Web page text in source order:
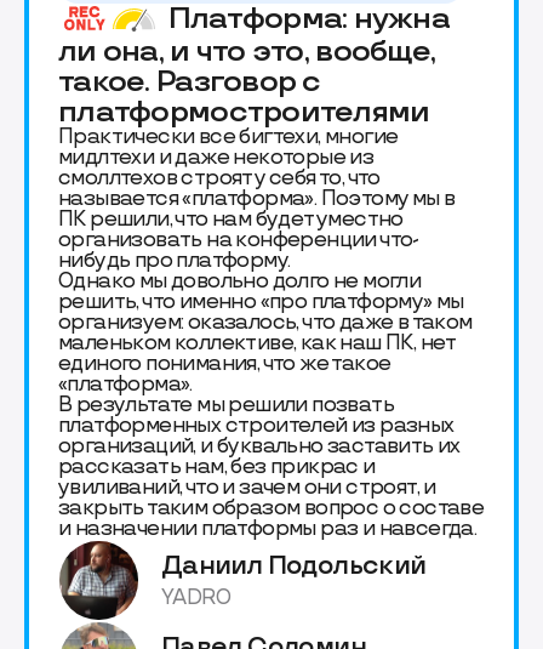
Платформа: нужна
ли она, и что это, вообще,
такое. Разговор с
платформостроителями
Практически все бигтехи, многие
мидлтехи и даже некоторые из
смоллтехов строят у себя то, что
называется «платформа». Поэтому мы в
ПК решили, что нам будет уместно
организовать на конференции что-
нибудь про платформу.
Однако мы довольно долго не могли
решить, что именно «про платформу» мы
организуем: оказалось, что даже в таком
маленьком коллективе, как наш ПК, нет
единого понимания, что же такое
«платформа».
В результате мы решили позвать
платформенных строителей из разных
организаций, и буквально заставить их
рассказать нам, без прикрас и
увиливаний, что и зачем они строят, и
закрыть таким образом вопрос о составе
и назначении платформы раз и навсегда.
Даниил Подольский
YADRO